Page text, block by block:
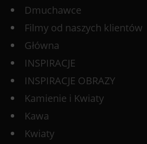
Dmuchawce
Filmy od naszych klientów
Główna
INSPIRACJE
INSPIRACJE OBRAZY
Kamienie i Kwiaty
Kawa
Kwiaty